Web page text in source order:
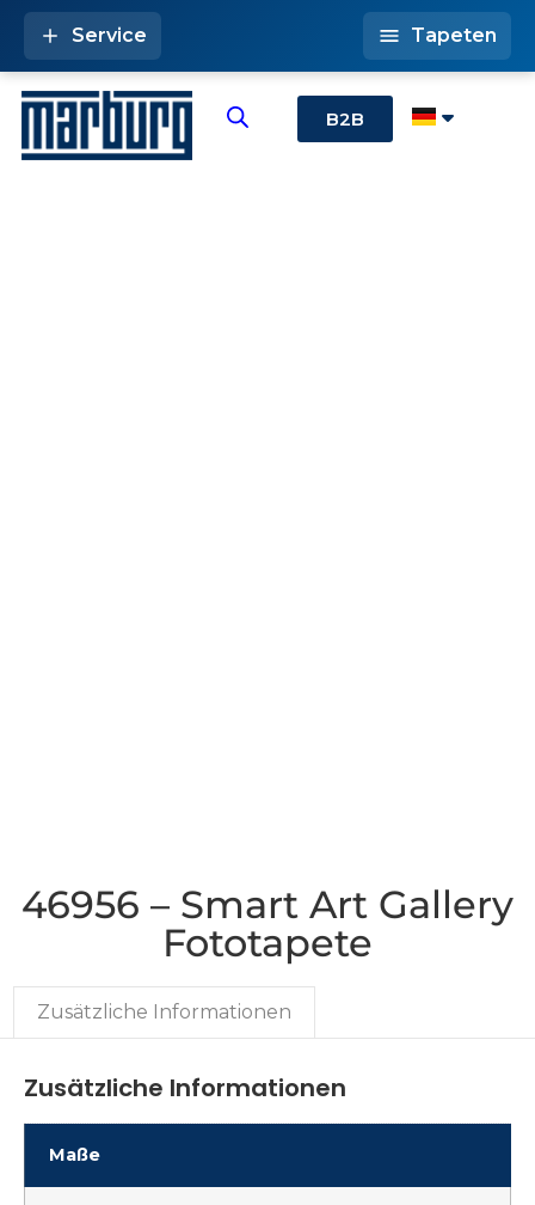
B2B
Service Tapeten
46956 – Smart Art Gallery
Fototapete
Zusätzliche Informationen
Zusätzliche Informationen
Maße